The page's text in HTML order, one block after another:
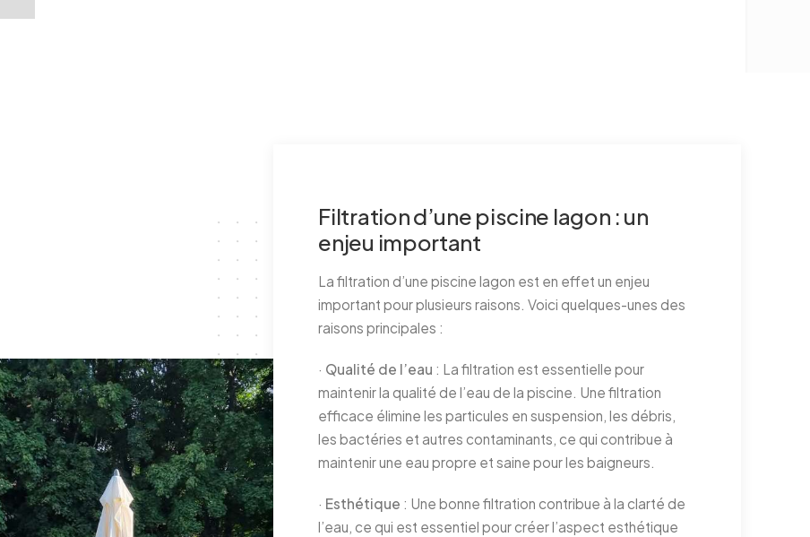
Filtration d’une piscine lagon : un
enjeu important
La filtration d’une piscine lagon est en effet un enjeu
important pour plusieurs raisons. Voici quelques-unes des
raisons principales :
· Qualité de l’eau : La filtration est essentielle pour
maintenir la qualité de l’eau de la piscine. Une filtration
efficace élimine les particules en suspension, les débris,
les bactéries et autres contaminants, ce qui contribue à
maintenir une eau propre et saine pour les baigneurs.
· Esthétique : Une bonne filtration contribue à la clarté de
l’eau, ce qui est essentiel pour créer l’aspect esthétique